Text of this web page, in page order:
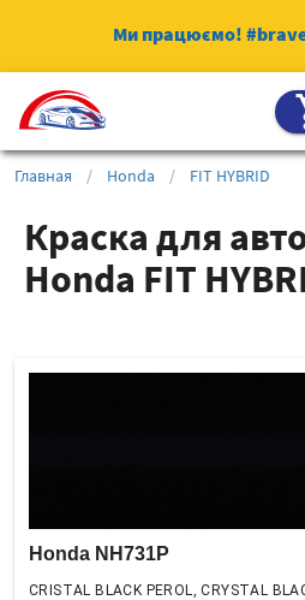
Ми працюємо!
Главная / Honda / FIT HYBRID
Краска для
Honda FIT
Honda NH731P
CRISTAL BLACK PEROL, CRYSTAL